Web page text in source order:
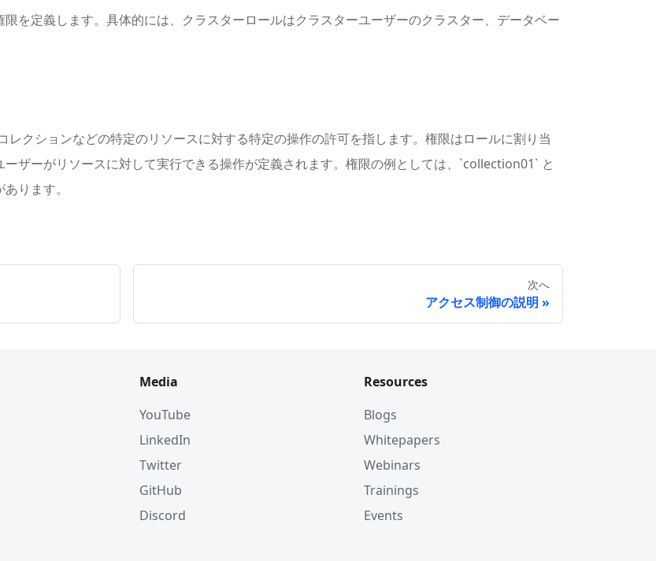
を定義します。具体的には、クラスターロールはクラスターユーザーのクラスター、データベー
クションなどの特定のリソースに対する特定の操作の許可を指します。権限はロールに割り当
ザーがリソースに対して実行できる操作が定義されます。権限の例としては、`collection01` と
ります。
次へ
アクセス制御の説明
Media
YouTube
LinkedIn
Twitter
GitHub
Discord
Resources
Blogs
Whitepapers
Webinars
Trainings
Events